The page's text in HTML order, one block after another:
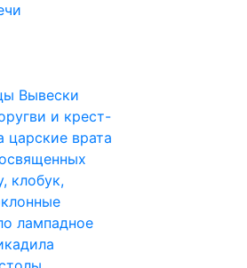
Вывески
и крест-
царские врата
клобук,
лампадное